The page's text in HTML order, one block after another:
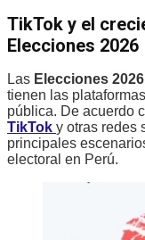
TikTok y el
Elecciones 2026
Las Elecciones 2026
tienen las
pública. De acuerdo
TikTok y otras redes
principales
electoral en Perú.